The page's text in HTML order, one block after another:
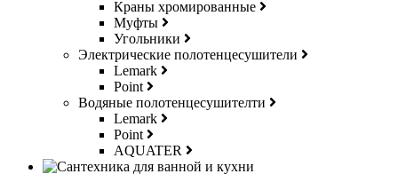
Краны хромированные
Муфты
Угольники
Электрические полотенцесушители
Lemark
Point
Водяные полотенцесушителти
Lemark
Point
AQUATER